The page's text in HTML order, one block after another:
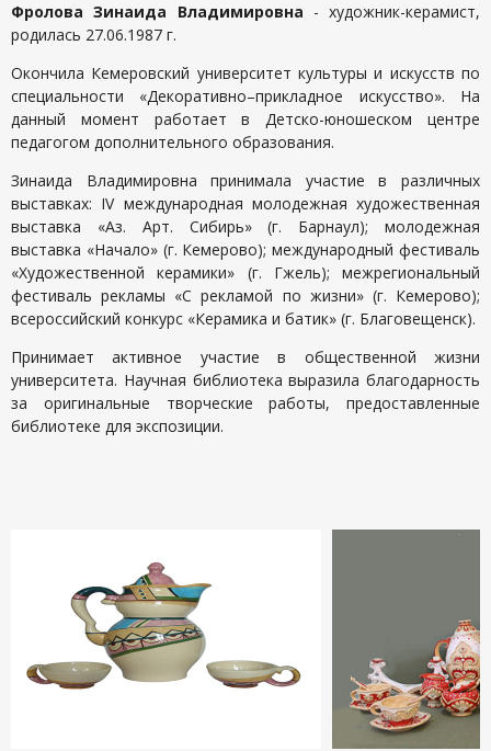
Фролова Зинаида Владимировна - художник-керамист,
родилась 27.06.1987 г.
Окончила Кемеровский университет культуры и искусств по
специальности «Декоративно–прикладное искусство». На
данный момент работает в Детско-юношеском центре
педагогом дополнительного образования.
Зинаида Владимировна принимала участие в различных
выставках: IV международная молодежная художественная
выставка «Аз. Арт. Сибирь» (г. Барнаул); молодежная
выставка «Начало» (г. Кемерово); международный фестиваль
«Художественной керамики» (г. Гжель); межрегиональный
фестиваль рекламы «С рекламой по жизни» (г. Кемерово);
всероссийский конкурс «Керамика и батик» (г. Благовещенск).
Принимает активное участие в общественной жизни
университета. Научная библиотека выразила благодарность
за оригинальные творческие работы, предоставленные
библиотеке для экспозиции.